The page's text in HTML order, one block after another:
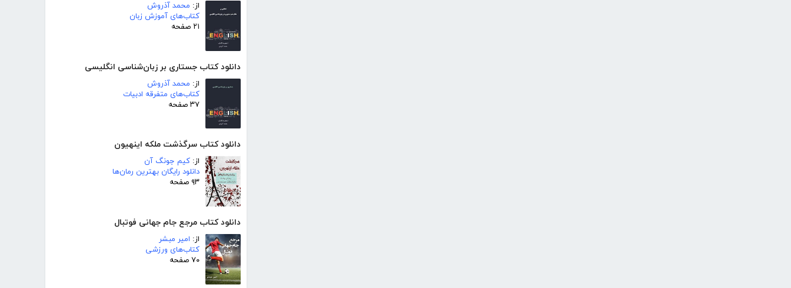
از: محمد آذروش
کتاب‌های آموزش زبان
۲۱ صفحه
دانلود کتاب جستاری بر زبان‌شناسی انگلیسی
از: محمد آذروش
کتاب‌های متفرقه ادبیات
۳۷ صفحه
دانلود کتاب سرگذشت ملکه اینهیون
از: کیم جونگ آن
دانلود رایگان بهترین رمان‌ها
۹۳ صفحه
دانلود کتاب مرجع جام جهانی فوتبال
از: امیر مبشر
کتاب‌های ورزشی
۷۰ صفحه